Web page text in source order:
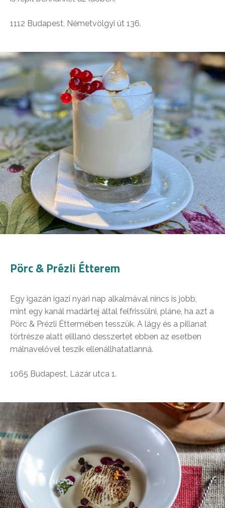
1112 Budapest, Németvölgyi út 136.
Pörc & Prézli Étterem
Egy igazán igazi nyári nap alkalmával nincs is jobb,
mint egy kanál madártej által felfrissülni, pláne, ha azt a
Pörc & Prézli Éttermében tesszük. A lágy és a pillanat
törtrésze alatt elillanó desszertet ebben az esetben
málnavelővel teszik ellenállhatatlanná.
1065 Budapest, Lázár utca 1.